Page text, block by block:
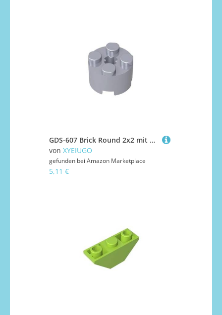
GDS-607 Brick Round 2x2 mit Achsloch, 50 Stück, kompatibel mit Lego 6143, 3941, 39223, DIY-Teile und MOC-Komponenten für große Ziegelmarken, Farbe:Silbergrau 315
von XYEIUGO
gefunden bei Amazon Marketplace
5,11 €